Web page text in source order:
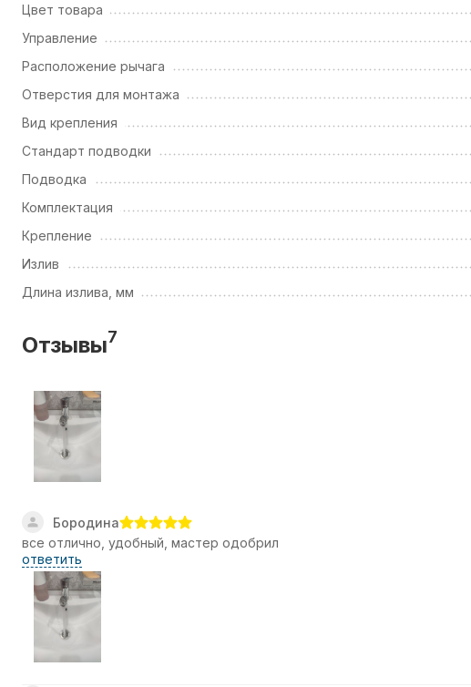
Цвет товара
Управление
Расположение рычага
Отверстия для монтажа
Вид крепления
Стандарт подводки
Подводка
Комплектация
Крепление
Излив
Длина излива, мм
Отзывы7
Бородина
все отлично, удобный, мастер одобрил
ответить